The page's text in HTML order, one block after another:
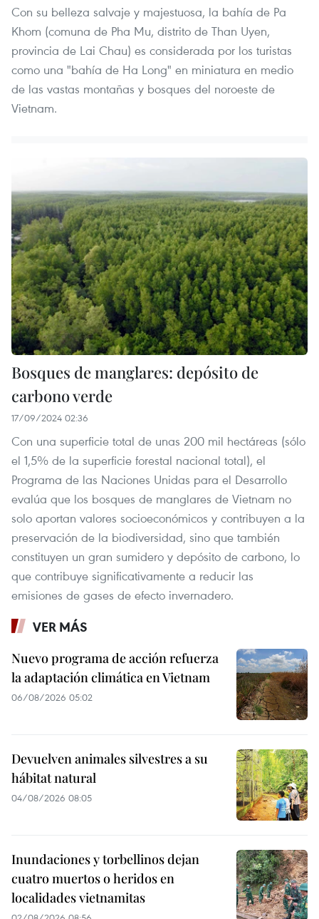
Con su belleza salvaje y majestuosa, la bahía de Pa
Khom (comuna de Pha Mu, distrito de Than Uyen,
provincia de Lai Chau) es considerada por los turistas
como una "bahía de Ha Long" en miniatura en medio
de las vastas montañas y bosques del noroeste de
Vietnam.
Bosques de manglares: depósito de
carbono verde
17/09/2024 02:36
Con una superficie total de unas 200 mil hectáreas (sólo
el 1,5% de la superficie forestal nacional total), el
Programa de las Naciones Unidas para el Desarrollo
evalúa que los bosques de manglares de Vietnam no
solo aportan valores socioeconómicos y contribuyen a la
preservación de la biodiversidad, sino que también
constituyen un gran sumidero y depósito de carbono, lo
que contribuye significativamente a reducir las
emisiones de gases de efecto invernadero.
VER MÁS
Nuevo programa de acción refuerza
la adaptación climática en Vietnam
06/08/2026 05:02
Devuelven animales silvestres a su
hábitat natural
04/08/2026 08:05
Inundaciones y torbellinos dejan
cuatro muertos o heridos en
localidades vietnamitas